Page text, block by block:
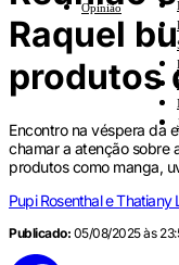
Opinião
Raquel
produtos
Encontro na véspera da
chamar a atenção sobre
produtos como manga,
Pupi Rosenthal e Thatiany
Publicado: 05/08/2025 às